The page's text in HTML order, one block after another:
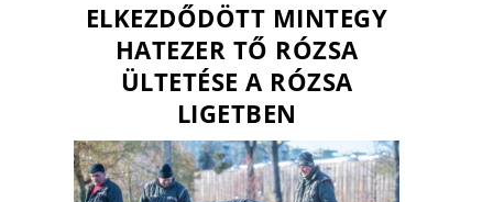
ELKEZDŐDÖTT MINTEGY
HATEZER TŐ RÓZSA
ÜLTETÉSE A RÓZSA
LIGETBEN